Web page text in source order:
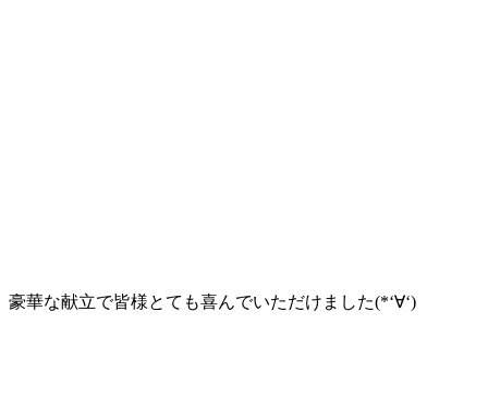
豪華な献立で皆様とても喜んでいただけました(*‘∀‘)